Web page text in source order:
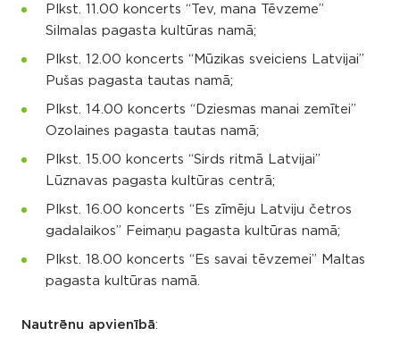
Plkst. 11.00 koncerts “Tev, mana Tēvzeme”
Silmalas pagasta kultūras namā;
Plkst. 12.00 koncerts “Mūzikas sveiciens Latvijai”
Pušas pagasta tautas namā;
Plkst. 14.00 koncerts “Dziesmas manai zemītei”
Ozolaines pagasta tautas namā;
Plkst. 15.00 koncerts “Sirds ritmā Latvijai”
Lūznavas pagasta kultūras centrā;
Plkst. 16.00 koncerts “Es zīmēju Latviju četros
gadalaikos” Feimaņu pagasta kultūras namā;
Plkst. 18.00 koncerts “Es savai tēvzemei” Maltas
pagasta kultūras namā.
Nautrēnu apvienībā: